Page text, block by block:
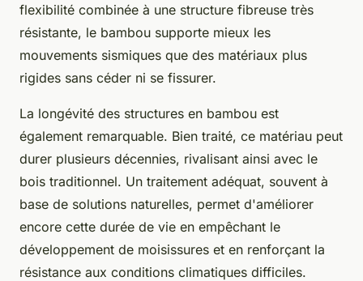
flexibilité combinée à une structure fibreuse très
résistante, le bambou supporte mieux les
mouvements sismiques que des matériaux plus
rigides sans céder ni se fissurer.
La longévité des structures en bambou est
également remarquable. Bien traité, ce matériau peut
durer plusieurs décennies, rivalisant ainsi avec le
bois traditionnel. Un traitement adéquat, souvent à
base de solutions naturelles, permet d'améliorer
encore cette durée de vie en empêchant le
développement de moisissures et en renforçant la
résistance aux conditions climatiques difficiles.